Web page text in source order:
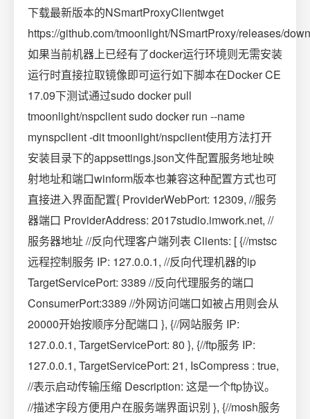
下载最新版本的NSmartProxyClientwget
https://github.com/tmoonlight/NSmartProxy/releases/
如果当前机器上已经有了docker运行环境则无需安装
运行时直接拉取镜像即可运行如下脚本在Docker CE
17.09下测试通过sudo docker pull
tmoonlight/nspclient sudo docker run --name
mynspclient -dit tmoonlight/nspclient使用方法打开
安装目录下的appsettings.json文件配置服务地址映
射地址和端口winform版本也兼容这种配置方式也可
直接进入界面配置{ ProviderWebPort: 12309, //服务
器端口 ProviderAddress: 2017studio.imwork.net, //
服务器地址 //反向代理客户端列表 Clients: [ {//mstsc
远程控制服务 IP: 127.0.0.1, //反向代理机器的ip
TargetServicePort: 3389 //反向代理服务的端口
ConsumerPort:3389 //外网访问端口如被占用则会从
20000开始按顺序分配端口 }, {//网站服务 IP:
127.0.0.1, TargetServicePort: 80 }, {//ftp服务 IP:
127.0.0.1, TargetServicePort: 21, IsCompress : true,
//表示启动传输压缩 Description: 这是一个ftp协议。
//描述字段方便用户在服务端界面识别 }, {//mosh服务